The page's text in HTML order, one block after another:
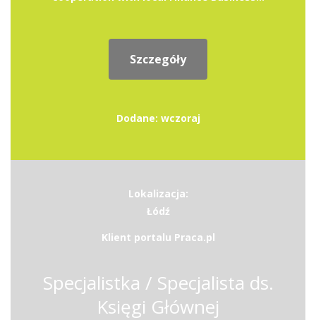
Szczegóły
Dodane: wczoraj
Lokalizacja:
Łódź
Klient portalu Praca.pl
Specjalistka / Specjalista ds.
Księgi Głównej